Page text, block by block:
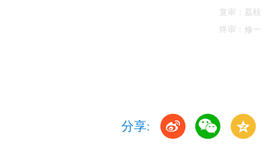
复审：荔枝
终审：修一
分享: